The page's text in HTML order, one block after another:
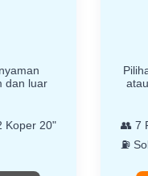
dan luar
Koper 20"
👥 7
⛽